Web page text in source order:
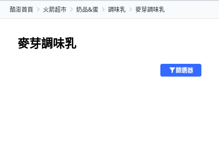
酷澎首頁 火箭超市 奶品&蛋 調味乳 麥芽調味乳
麥芽調味乳
篩選器